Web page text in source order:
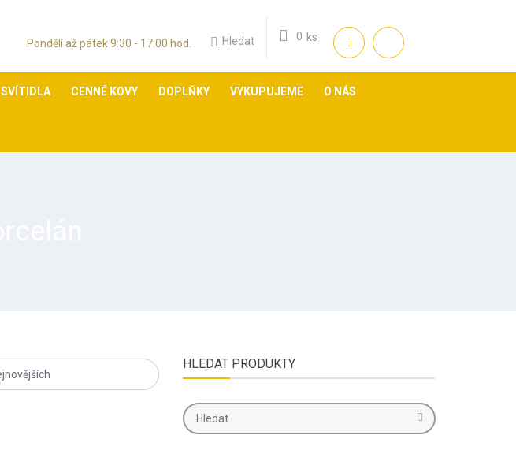
Pondělí až pátek 9:30 - 17:00 hod. Hledat 0 ks
SVÍTIDLA CENNÉ KOVY DOPLŇKY VYKUPUJEME O NÁS
HLEDAT PRODUKTY